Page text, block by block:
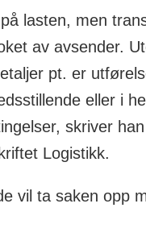
lasten, men
av avsender.
pt. er
eller i
skriver
Logistikk.
vil ta saken opp